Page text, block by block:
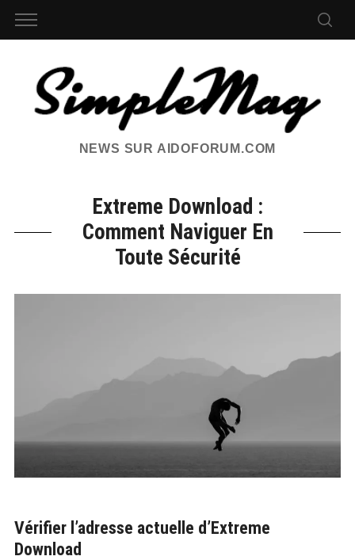
NEWS SUR AIDOFORUM.COM
Extreme Download :
Comment Naviguer En
Toute Sécurité
Vérifier l’adresse actuelle d’Extreme
Download